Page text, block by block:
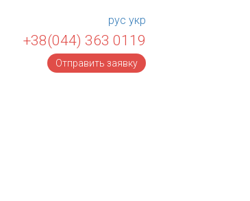
рус укр
+38(044) 363 0119
Отправить заявку